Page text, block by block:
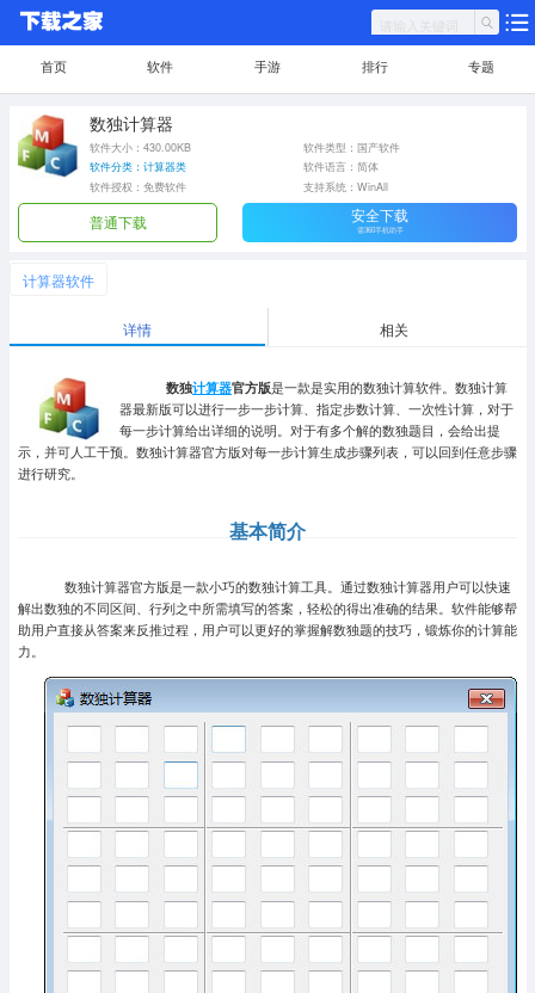
首页 软件 手游 排行 专题
数独计算器
软件大小：430.00KB
软件类型：国产软件
软件分类：计算器类
软件语言：简体
软件授权：免费软件
支持系统：WinAll
普通下载 安全下载
需360手机助手
计算器软件
详情 相关
数独计算器官方版是一款是实用的数独计算软件。数独计算
器最新版可以进行一步一步计算、指定步数计算、一次性计算，对于
每一步计算给出详细的说明。对于有多个解的数独题目，会给出提
示，并可人工干预。数独计算器官方版对每一步计算生成步骤列表，可以回到任意步骤
进行研究。
基本简介
数独计算器官方版是一款小巧的数独计算工具。通过数独计算器用户可以快速
解出数独的不同区间、行列之中所需填写的答案，轻松的得出准确的结果。软件能够帮
助用户直接从答案来反推过程，用户可以更好的掌握解数独题的技巧，锻炼你的计算能
力。